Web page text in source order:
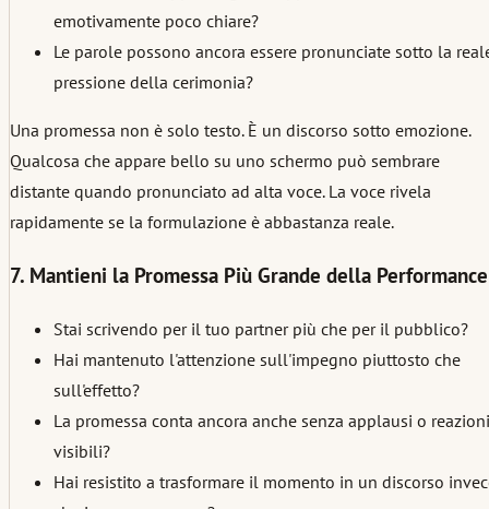
emotivamente poco chiare?
Le parole possono ancora essere pronunciate sotto la
pressione della cerimonia?
Una promessa non è solo testo. È un discorso sotto emozione.
Qualcosa che appare bello su uno schermo può sembrare
distante quando pronunciato ad alta voce. La voce rivela
rapidamente se la formulazione è abbastanza reale.
7. Mantieni la Promessa Più Grande della Performance
Stai scrivendo per il tuo partner più che per il pubblico?
Hai mantenuto l'attenzione sull'impegno piuttosto che
sull'effetto?
La promessa conta ancora anche senza applausi o reazioni
visibili?
Hai resistito a trasformare il momento in un discorso